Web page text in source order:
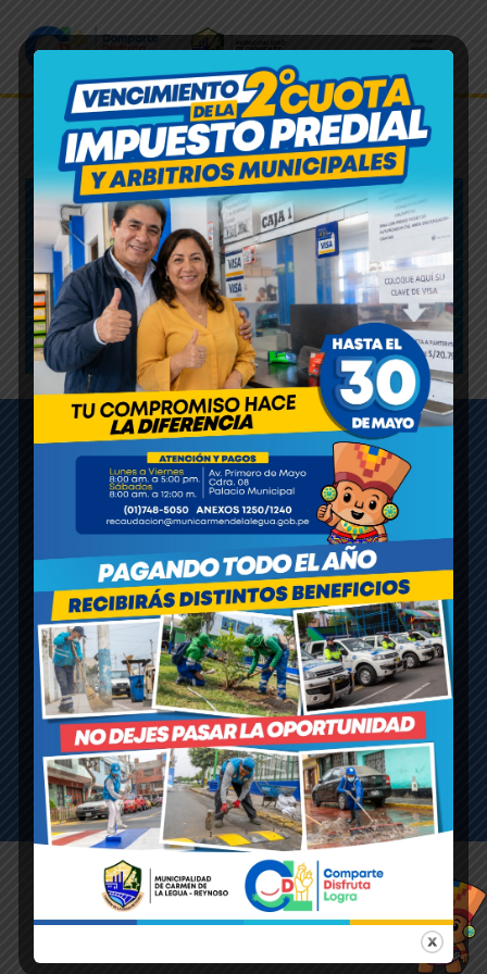
REGLAMENTO PARA EL PROCESO DE
ELECCIONES DE LOS REPRESENTANTES
RESOLUCIÓN GERENCIAL
ACTA DE INSTALACIÓN